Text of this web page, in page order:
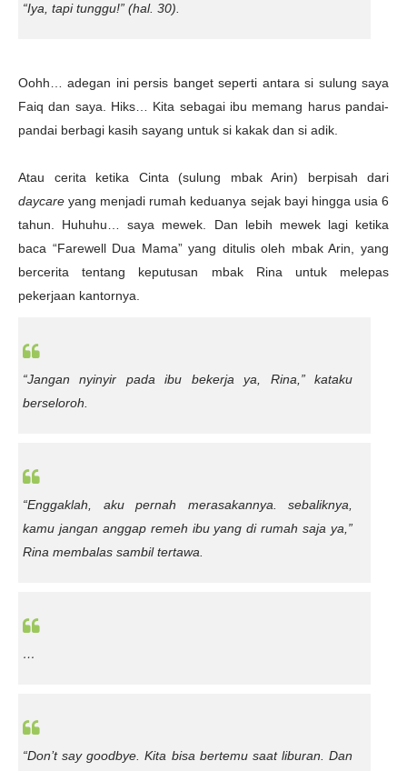
“Iya, tapi tunggu!” (hal. 30).
Oohh… adegan ini persis banget seperti antara si sulung saya
Faiq dan saya. Hiks… Kita sebagai ibu memang harus pandai-
pandai berbagi kasih sayang untuk si kakak dan si adik.
Atau cerita ketika Cinta (sulung mbak Arin) berpisah dari
daycareyang menjadi rumah keduanya sejak bayi hingga usia 6
tahun. Huhuhu… saya mewek. Dan lebih mewek lagi ketika
baca “Farewell Dua Mama” yang ditulis oleh mbak Arin, yang
bercerita tentang keputusan mbak Rina untuk melepas
pekerjaan kantornya.
“Jangan nyinyir pada ibu bekerja ya, Rina,” kataku
berseloroh.
“Enggaklah, aku pernah merasakannya. sebaliknya,
kamu jangan anggap remeh ibu yang di rumah saja ya,”
Rina membalas sambil tertawa.
…
“Don’t say goodbye. Kita bisa bertemu saat liburan. Dan